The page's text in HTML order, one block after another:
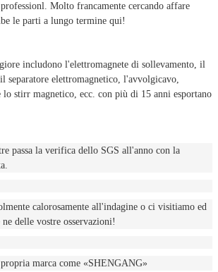
Molto francamente cercando affare
le parti a lungo termine qui!
includono l'elettromagnete di sollevamento, il
separatore elettromagnetico, l'avvolgicavo,
stirr magnetico, ecc. con più di 15 anni esportano
passa la verifica dello SGS all'anno con la
calorosamente all'indagine o ci visitiamo ed
delle vostre osservazioni!
marca come «SHENGANG»